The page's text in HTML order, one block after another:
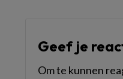
Geef je
Om te kunnen